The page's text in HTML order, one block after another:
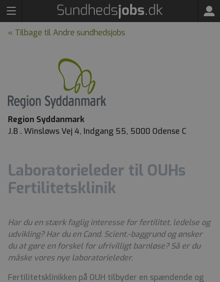
« Tilbage til Andre sundhedsjobs
Region Syddanmark
J.B . Winsløws Vej 4, Indgang 55, 5000 Odense C
Laboratorieleder til OUHs
Fertilitetsklinik
Har du en stærk faglig interesse for fertilitet, ledelse og
udvikling? Har du en Cand. Scient.-baggrund og ønsker
du at gøre en forskel for ufrivilligt barnløse? Så er du
måske vores nye laboratorieleder.
Fertilitetsklinikken på OUH tilbyder en spændende og